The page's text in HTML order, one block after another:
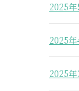
2025年
2025年
2025年